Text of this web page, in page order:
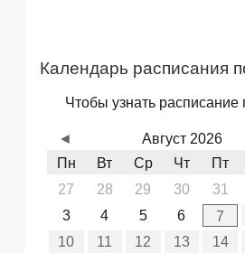
Календарь расписания
Чтобы узнать
Август 2026
Пн
Вт Ср Чт Пт
27
28 29 30 31
3
4 5 6 7
10
11 12 13 14
◄